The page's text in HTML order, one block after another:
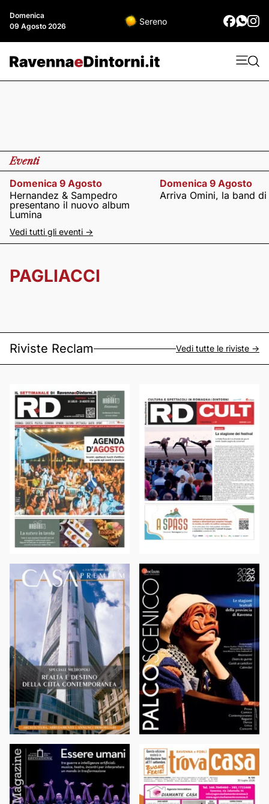
Domenica
09 Agosto 2026
Sereno
Eventi
Domenica 9 Agosto
Hernandez & Sampedro
presentano il nuovo album
Lumina
Domenica 9 Agosto
Arriva Omini, la band
Vedi tutti gli eventi ->
PAGLIACCI
Riviste Reclam Vedi tutte le riviste ->